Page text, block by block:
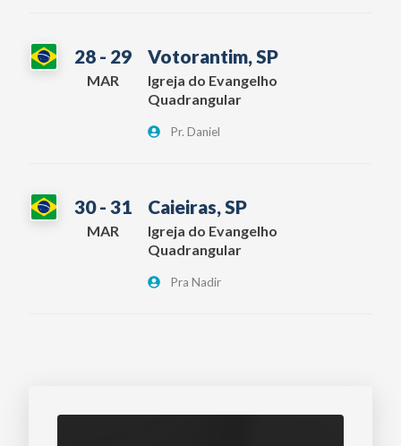
28 - 29 Votorantim, SP
MAR
Igreja do Evangelho
Quadrangular
Pr. Daniel
30 - 31 Caieiras, SP
MAR
Igreja do Evangelho
Quadrangular
Pra Nadir